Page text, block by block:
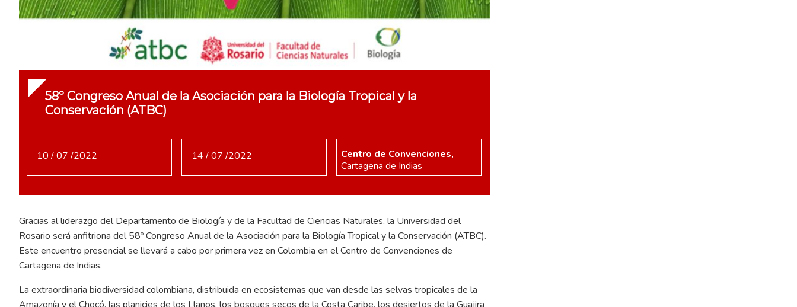
58º Congreso Anual de la Asociación para la Biología Tropical y la
Conservación (ATBC)
10 / 07 /2022 14 / 07 /2022
Centro de Convenciones,
Cartagena de Indias
Gracias al liderazgo del Departamento de Biología y de la Facultad de Ciencias Naturales, la Universidad del
Rosario será anfitriona del 58º Congreso Anual de la Asociación para la Biología Tropical y la Conservación (ATBC).
Este encuentro presencial se llevará a cabo por primera vez en Colombia en el Centro de Convenciones de
Cartagena de Indias.
La extraordinaria biodiversidad colombiana, distribuida en ecosistemas que van desde las selvas tropicales de la